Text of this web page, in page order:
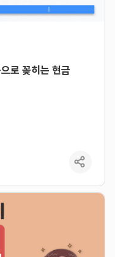
로 꽂히는 현금